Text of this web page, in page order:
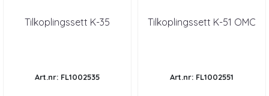
Tilkoplingssett K-35
Art.nr: FL1002535
Tilkoplingssett K-51 OMC
Art.nr: FL1002551